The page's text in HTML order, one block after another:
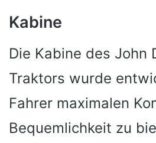
Kabine
Die Kabine des John
Traktors wurde
Fahrer maximalen
Bequemlichkeit zu